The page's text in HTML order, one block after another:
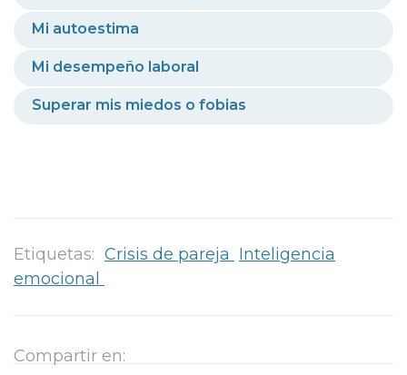
Mi autoestima
Mi desempeño laboral
Superar mis miedos o fobias
Etiquetas: Crisis de pareja Inteligencia
emocional
Compartir en: